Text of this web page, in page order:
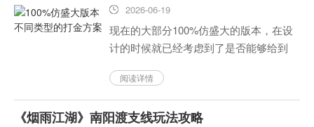
2026-06-19
现在的大部分100%仿盛大的版本，在设
计的时候就已经考虑到了是否能够给到
进。因为所有的模仿盛大量的传奇游戏
都只是对《热血》这款游戏的一种改
编，并且“大”本身也具有一定...
阅读详情
《烟雨江湖》南阳渡支线玩法攻略